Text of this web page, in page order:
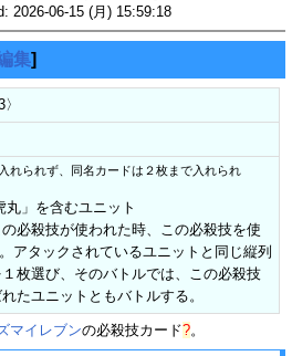
2026-06-15 (月) 15:59:18
集]
れられず、同名カードは２枚まで入れられ
」を含むユニット
の必殺技が使われた時、この必殺技を使
アタックされているユニットと同じ縦列
枚選び、そのバトルでは、この必殺技
たユニットともバトルする。
マイレブンの必殺技カード?。